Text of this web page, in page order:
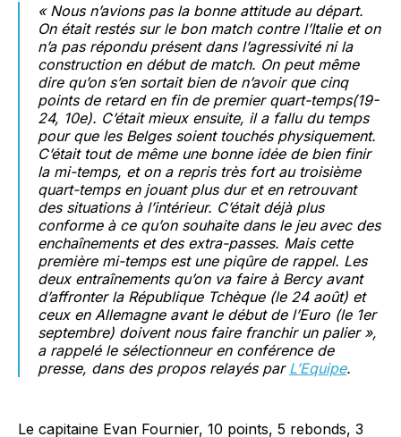
« Nous n’avions pas la bonne attitude au départ.
On était restés sur le bon match contre l’Italie et on
n’a pas répondu présent dans l’agressivité ni la
construction en début de match. On peut même
dire qu’on s’en sortait bien de n’avoir que cinq
points de retard en fin de premier quart-temps(19-
24, 10e). C’était mieux ensuite, il a fallu du temps
pour que les Belges soient touchés physiquement.
C’était tout de même une bonne idée de bien finir
la mi-temps, et on a repris très fort au troisième
quart-temps en jouant plus dur et en retrouvant
des situations à l’intérieur. C’était déjà plus
conforme à ce qu’on souhaite dans le jeu avec des
enchaînements et des extra-passes. Mais cette
première mi-temps est une piqûre de rappel. Les
deux entraînements qu’on va faire à Bercy avant
d’affronter la République Tchèque (le 24 août) et
ceux en Allemagne avant le début de l’Euro (le 1er
septembre) doivent nous faire franchir un palier »,
a rappelé le sélectionneur en conférence de
presse, dans des propos relayés par L’Equipe.
Le capitaine Evan Fournier, 10 points, 5 rebonds, 3